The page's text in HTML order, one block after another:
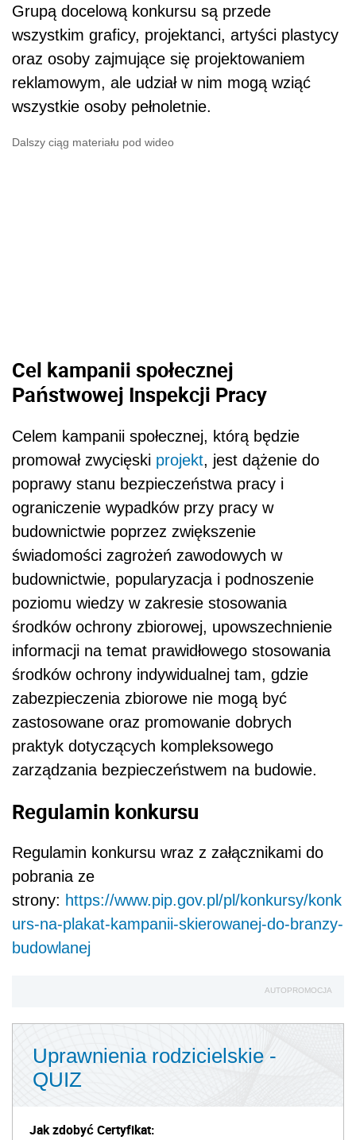
Grupą docelową konkursu są przede
wszystkim graficy, projektanci, artyści plastycy
oraz osoby zajmujące się projektowaniem
reklamowym, ale udział w nim mogą wziąć
wszystkie osoby pełnoletnie.
Dalszy ciąg materiału pod wideo
Cel kampanii społecznej
Państwowej Inspekcji Pracy
Celem kampanii społecznej, którą będzie
promował zwycięski projekt, jest dążenie do
poprawy stanu bezpieczeństwa pracy i
ograniczenie wypadków przy pracy w
budownictwie poprzez zwiększenie
świadomości zagrożeń zawodowych w
budownictwie, popularyzacja i podnoszenie
poziomu wiedzy w zakresie stosowania
środków ochrony zbiorowej, upowszechnienie
informacji na temat prawidłowego stosowania
środków ochrony indywidualnej tam, gdzie
zabezpieczenia zbiorowe nie mogą być
zastosowane oraz promowanie dobrych
praktyk dotyczących kompleksowego
zarządzania bezpieczeństwem na budowie.
Regulamin konkursu
Regulamin konkursu wraz z załącznikami do
pobrania ze
strony: https://www.pip.gov.pl/pl/konkursy/konk
urs-na-plakat-kampanii-skierowanej-do-branzy-
budowlanej
AUTOPROMOCJA
Uprawnienia rodzicielskie -
QUIZ
Jak zdobyć Certyfikat: